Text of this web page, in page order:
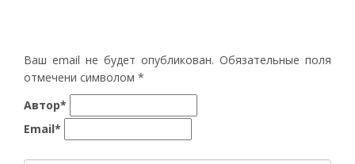
Ваш email не будет опубликован. Обязательные поля
отмечени символом *
Автор*
Email*